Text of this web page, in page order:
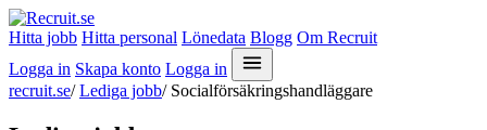
Hitta jobb Hitta personal Lönedata Blogg Om Recruit
Logga in Skapa konto Logga in
recruit.se/ Lediga jobb/ Socialförsäkringshandläggare